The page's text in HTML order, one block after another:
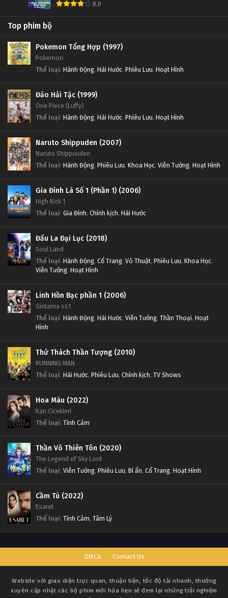
8.0
Top phim bộ
Pokemon Tổng Hợp (1997)
Pokemon
Thể loại: Hành Động, Hài Hước, Phiêu Lưu, Hoạt Hình
Đảo Hải Tặc (1999)
One Piece (Luffy)
Thể loại: Hành Động, Hài Hước, Phiêu Lưu, Hoạt Hình
Naruto Shippuden (2007)
Naruto Shippuuden
Thể loại: Hành Động, Phiêu Lưu, Khoa Học, Viễn Tưởng, Hoạt Hình
Gia Đình Là Số 1 (Phần 1) (2006)
High Kick 1
Thể loại: Gia Đình, Chính kịch, Hài Hước
Đấu La Đại Lục (2018)
Soul Land
Thể loại: Hành Động, Cổ Trang, Võ Thuật, Phiêu Lưu, Khoa Học,
Viễn Tưởng, Hoạt Hình
Linh Hồn Bạc phần 1 (2006)
Gintama ss1
Thể loại: Hành Động, Hài Hước, Viễn Tưởng, Thần Thoại, Hoạt
Hình
Thử Thách Thần Tượng (2010)
RUNNING MAN
Thể loại: Hài Hước, Phiêu Lưu, Chính kịch, TV Shows
Hoa Máu (2022)
Kan Cicekleri
Thể loại: Tình Cảm
Thần Võ Thiên Tôn (2020)
The Legend of Sky Lord
Thể loại: Viễn Tưởng, Phiêu Lưu, Bí ẩn, Cổ Trang, Hoạt Hình
Cầm Tù (2022)
Esaret
Thể loại: Tình Cảm, Tâm Lý
DMCA Contact Us
Website với giao diện trực quan, thuận tiện, tốc độ tải nhanh, thường
xuyên cập nhật các bộ phim mới hứa hẹn sẽ đem lại những trải nghiệm